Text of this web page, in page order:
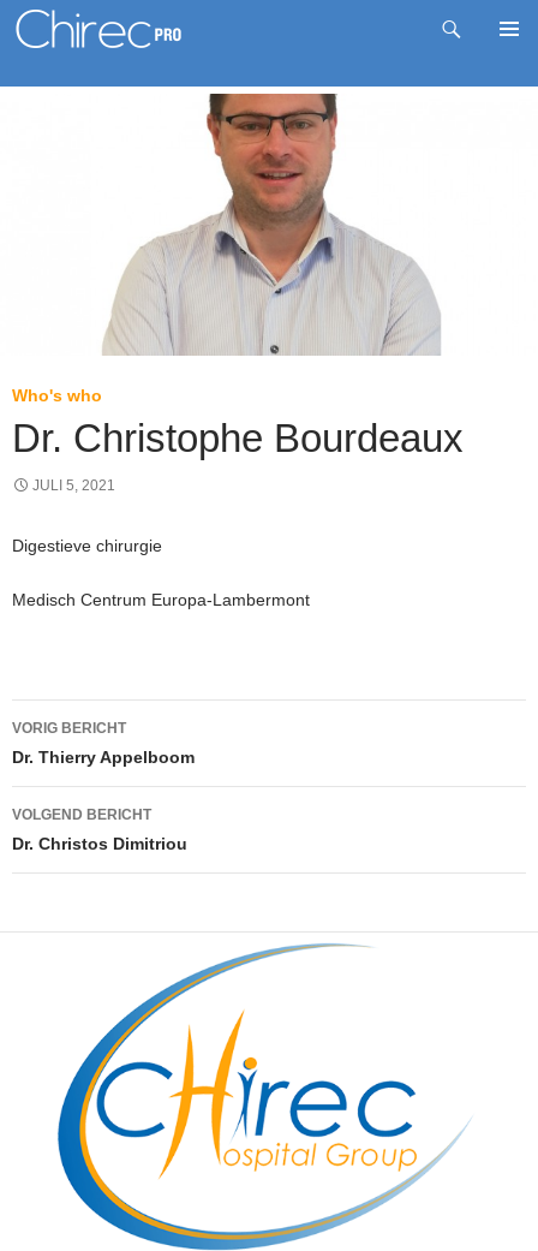
Zoeken
Who's who
Dr. Christophe Bourdeaux
JULI 5, 2021
Digestieve chirurgie
Medisch Centrum Europa-Lambermont
Berichtnavigatie
VORIG BERICHT
Dr. Thierry Appelboom
VOLGEND BERICHT
Dr. Christos Dimitriou